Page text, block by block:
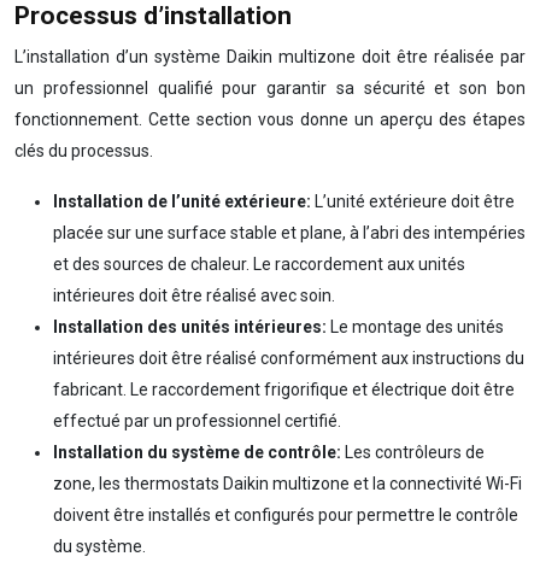
Processus d’installation
L’installation d’un système Daikin multizone doit être réalisée par
un professionnel qualifié pour garantir sa sécurité et son bon
fonctionnement. Cette section vous donne un aperçu des étapes
clés du processus.
Installation de l’unité extérieure: L’unité extérieure doit être
placée sur une surface stable et plane, à l’abri des intempéries
et des sources de chaleur. Le raccordement aux unités
intérieures doit être réalisé avec soin.
Installation des unités intérieures: Le montage des unités
intérieures doit être réalisé conformément aux instructions du
fabricant. Le raccordement frigorifique et électrique doit être
effectué par un professionnel certifié.
Installation du système de contrôle: Les contrôleurs de
zone, les thermostats Daikin multizone et la connectivité Wi-Fi
doivent être installés et configurés pour permettre le contrôle
du système.